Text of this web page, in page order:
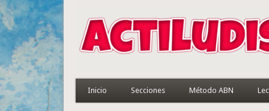
Inicio Secciones Método ABN